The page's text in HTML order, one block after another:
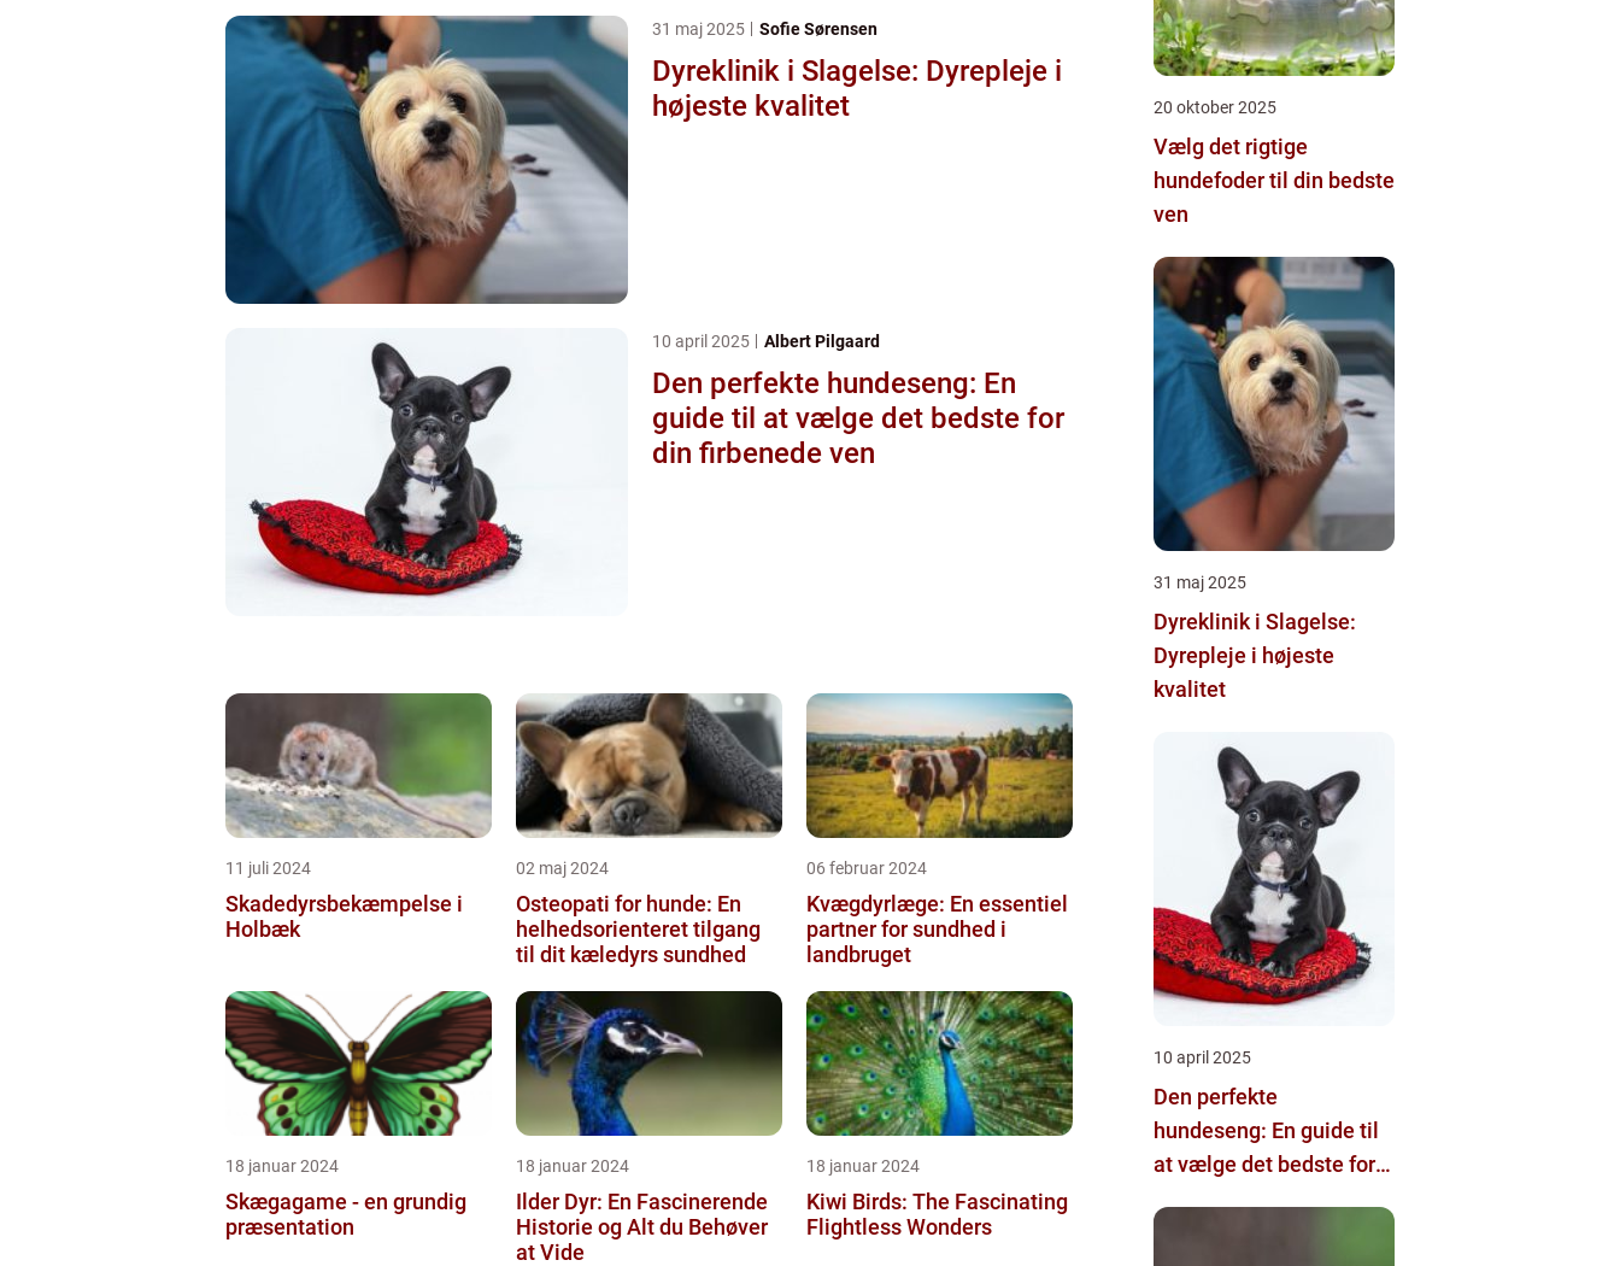
31 maj 2025 Sofie Sørensen
Dyreklinik i Slagelse: Dyrepleje i
højeste kvalitet
10 april 2025 Albert Pilgaard
Den perfekte hundeseng: En
guide til at vælge det bedste for
din firbenede ven
11 juli 2024
Skadedyrsbekæmpelse i
Holbæk
02 maj 2024
Osteopati for hunde: En
helhedsorienteret tilgang
til dit kæledyrs sundhed
06 februar 2024
Kvægdyrlæge: En essentiel
partner for sundhed i
landbruget
18 januar 2024
Skægagame - en grundig
præsentation
18 januar 2024
Ilder Dyr: En Fascinerende
Historie og Alt du Behøver
at Vide
18 januar 2024
Kiwi Birds: The Fascinating
Flightless Wonders
20 oktober 2025
Vælg det rigtige
hundefoder til din bedste
ven
31 maj 2025
Dyreklinik i Slagelse:
Dyrepleje i højeste
kvalitet
10 april 2025
Den perfekte
hundeseng: En guide til
at vælge det bedste for